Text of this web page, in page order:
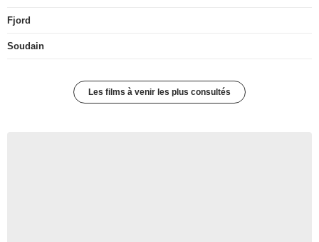
Fjord
Soudain
Les films à venir les plus consultés